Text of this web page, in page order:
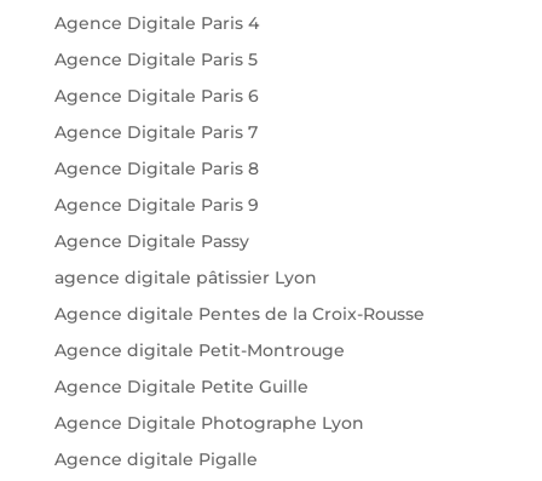
Agence Digitale Paris 4
Agence Digitale Paris 5
Agence Digitale Paris 6
Agence Digitale Paris 7
Agence Digitale Paris 8
Agence Digitale Paris 9
Agence Digitale Passy
agence digitale pâtissier Lyon
Agence digitale Pentes de la Croix-Rousse
Agence digitale Petit-Montrouge
Agence Digitale Petite Guille
Agence Digitale Photographe Lyon
Agence digitale Pigalle